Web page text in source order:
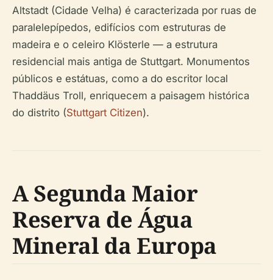
Altstadt (Cidade Velha) é caracterizada por ruas de
paralelepípedos, edifícios com estruturas de
madeira e o celeiro Klösterle — a estrutura
residencial mais antiga de Stuttgart. Monumentos
públicos e estátuas, como a do escritor local
Thaddäus Troll, enriquecem a paisagem histórica
do distrito (Stuttgart Citizen).
A Segunda Maior
Reserva de Água
Mineral da Europa